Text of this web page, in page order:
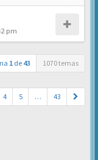
pm
1 de 43 1070 temas
4 5 … 43